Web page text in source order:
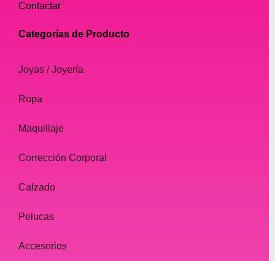
Contactar
Categorías de Producto
Joyas / Joyería
Ropa
Maquillaje
Corrección Corporal
Calzado
Pelucas
Accesorios